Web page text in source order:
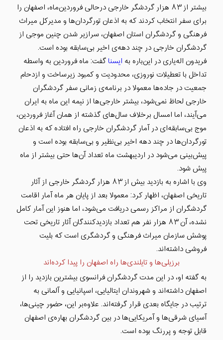
بیشتر از ۸۳ هزار گردشگر خارجی درحالی فروردین‌ماه، اصفهان را
برای سفر انتخاب کردند که به اذعان تورگردان‌ها و مدیرکل میراث
فرهنگی و گردشگران استان اصفهان، سرازیر شدن چنین موجی از
گردشگران خارجی در چند دهه‌ی اخیر بی‌سابقه بوده است.
فریدون اله‌یاریدر این‌باره به ایسناگفت: ماه فروردین به واسطه
تداخل با تعطیلات نوروزی، محدودیت و کمبود زیرساخت و ازدحام
جمعیت در جاده‌ها معمولا در برنامه‌ی زمانی سفر گردشگران
خارجی لحاظ نمی‌شود، بیشتر خارجی‌ها از نیمه این ماه به ایران
می‌آیند، اما امسال برخلاف سال‌های گذشته از همان آغاز فروردین،
موج بی‌سابقه‌ای در آمار گردشگران خارجی راه افتاده که به اذعان
تورگردان‌ها در چند دهه اخیر بی‌نظیر و بی‌سابقه بوده است و
پیش‌بینی می‌شود در اردیبهشت ماه تعداد آن‌ها حتی بیشتر از ماه
پیش شود.
وی با اشاره به بازدید بیش از ۸۳ هزار گردشگر خارجی از آثار
تاریخی اصفهان، اظهار کرد: معمولا بعد از پایان هر ماه آمار اقامت
گردشگران از مراکز رسمی دریافت می‌شود، اما هنوز این آمار کامل
نشده، آن ۸۳ هزار نفر هم تعداد بازدیدکنندگان آثار تاریخی تحت
پوشش سازمان میراث فرهنگی و گردشگری است که بلیت
فروشی داشته‌اند.
برزیلی‌ها و تایلندی‌ها راه اصفهان را پیدا کرده‌اند
به گفته‌ او، در این مدت گردشگران فرانسوی بیشترین بازدید را از
اصفهان داشته‌اند و شهروندان ایتالیایی، اسپانیایی و آلمانی به
ترتیب در جایگاه بعدی قرار گرفته‌اند. علاوه‌بر این، حضور چینی‌ها،
آسیای شرقی‌ها و آمریکایی‌ها در بین گردشگران بهاره‌ی اصفهان
قابل توجه و پررنگ بوده است.